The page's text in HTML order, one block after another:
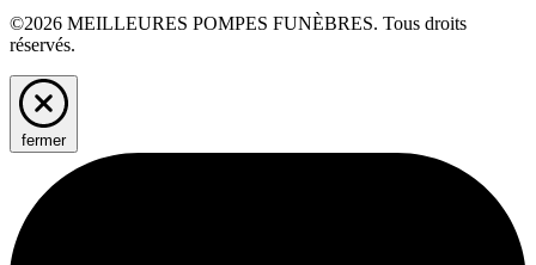
©2026 MEILLEURES POMPES FUNÈBRES. Tous droits
réservés.
fermer